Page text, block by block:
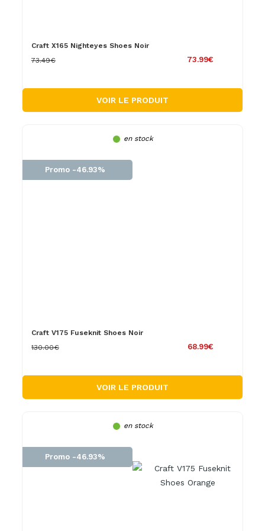
Craft X165 Nighteyes Shoes Noir
73.99€
73.49€
VOIR LE PRODUIT
en stock
Promo -46.93%
Craft V175 Fuseknit Shoes Noir
68.99€
130.00€
VOIR LE PRODUIT
en stock
Promo -46.93%